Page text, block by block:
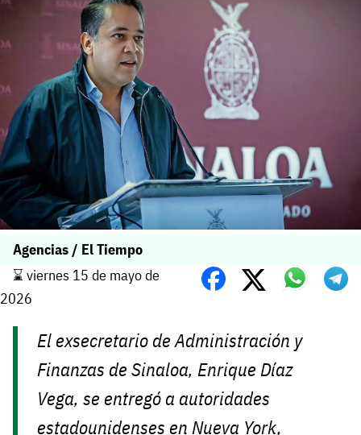
Agencias / El Tiempo
⌛️ viernes 15 de mayo de
2026
El exsecretario de Administración y
Finanzas de Sinaloa, Enrique Díaz
Vega, se entregó a autoridades
estadounidenses en Nueva York,